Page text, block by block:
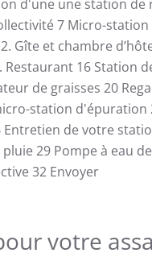
d'une une station de
7 Micro-station
2. Gîte et chambre
Restaurant 16 Station
de graisses 20
station d'épuration
Entretien de votre
29 Pompe à eau
32 Envoyer
votre